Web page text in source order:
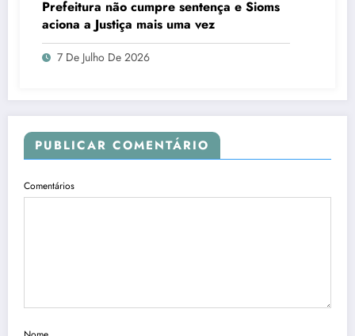
Prefeitura não cumpre sentença e Sioms
aciona a Justiça mais uma vez
7 De Julho De 2026
PUBLICAR COMENTÁRIO
Comentários